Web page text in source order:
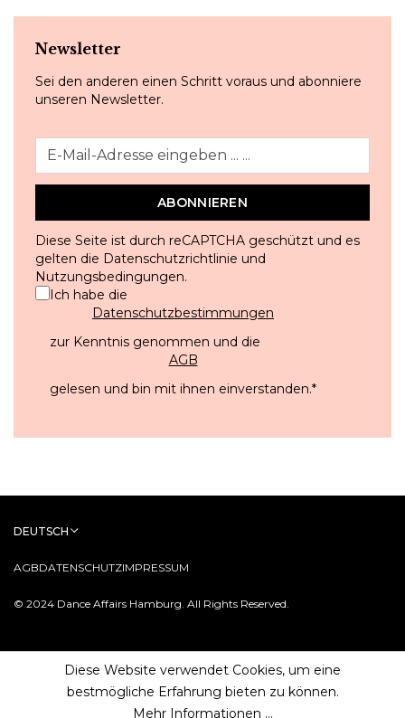
Newsletter
Sei den anderen einen Schritt voraus und abonniere
unseren Newsletter.
ABONNIEREN
Diese Seite ist durch reCAPTCHA geschützt und es
gelten die Datenschutzrichtlinie und
Nutzungsbedingungen.
Ich habe die
Datenschutzbestimmungen
zur Kenntnis genommen und die
AGB
gelesen und bin mit ihnen einverstanden.*
© 2024 Dance Affairs Hamburg. All Rights Reserved.
AGBDATENSCHUTZIMPRESSUM
DEUTSCH
Diese Website verwendet Cookies, um eine
bestmögliche Erfahrung bieten zu können.
Mehr Informationen ...